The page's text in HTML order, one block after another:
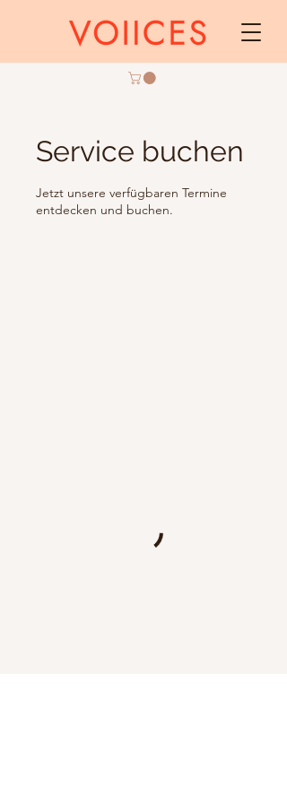
Service buchen
Jetzt unsere verfügbaren Termine
entdecken und buchen.